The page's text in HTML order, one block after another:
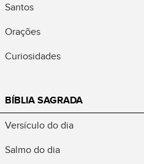
Santos
Orações
Curiosidades
BÍBLIA SAGRADA
Versículo do dia
Salmo do dia